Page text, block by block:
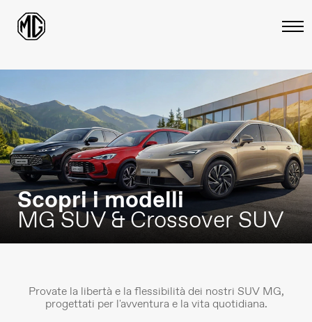
Scopri i modelli
MG SUV & Crossover SUV
Provate la libertà e la flessibilità dei nostri SUV MG,
progettati per l'avventura e la vita quotidiana.